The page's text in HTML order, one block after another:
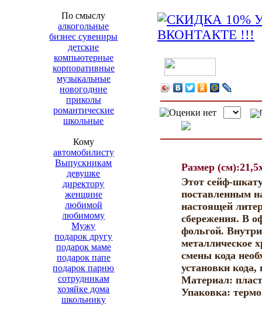
По смыслу
алкогольные
бизнес сувениры
детские
компьютерные
корпоративные
музыкальные
новогодние
приколы
романтические
школьные
Кому
автомобилисту
Выпускникам
девушке
директору
женщине
любимой
любимому
Мужу
подарок другу
подарок маме
подарок папе
подарок парню
сотрудникам
хозяйке дома
школьнику
Размер
Этот сейф-
поставленным
настоящей
сбережения. В
фольгой. Внутри
металлическое
смены кода
установки кода,
Материал:
Упаковка: